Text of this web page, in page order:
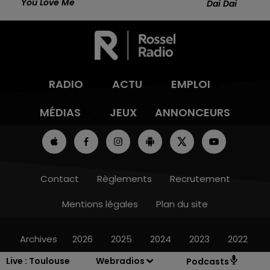
Live : Toulouse
Webradios Podcasts
You Love Me
Dai Dai
RADIO ACTU
EMPLOI
MÉDIAS
JEUX ANNONCEURS
Contact Règlements
Recrutement
Mentions légales
Plan du site
Archives 2026 2025 2024 2023 2022